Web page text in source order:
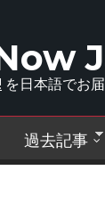
を日本語でお
過去記事